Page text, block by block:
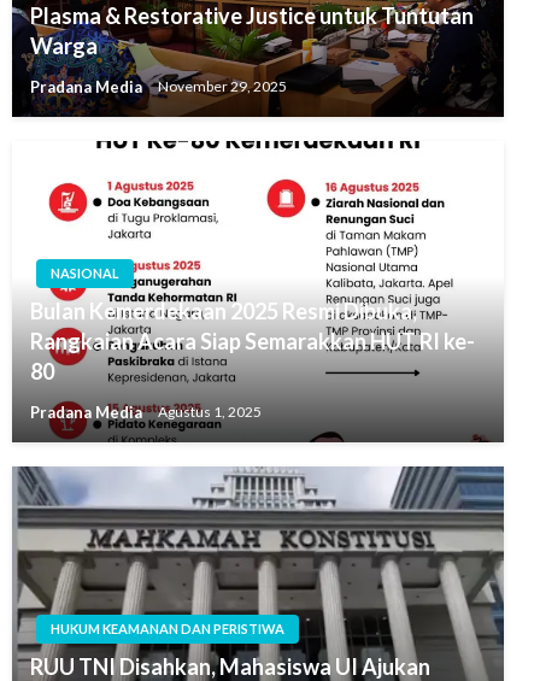
Plasma & Restorative Justice untuk Tuntutan
Warga
Pradana Media November 29, 2025
NASIONAL
Bulan Kemerdekaan 2025 Resmi Dibuka,
Rangkaian Acara Siap Semarakkan HUT RI ke-
80
Pradana Media Agustus 1, 2025
HUKUM KEAMANAN DAN PERISTIWA
RUU TNI Disahkan, Mahasiswa UI Ajukan